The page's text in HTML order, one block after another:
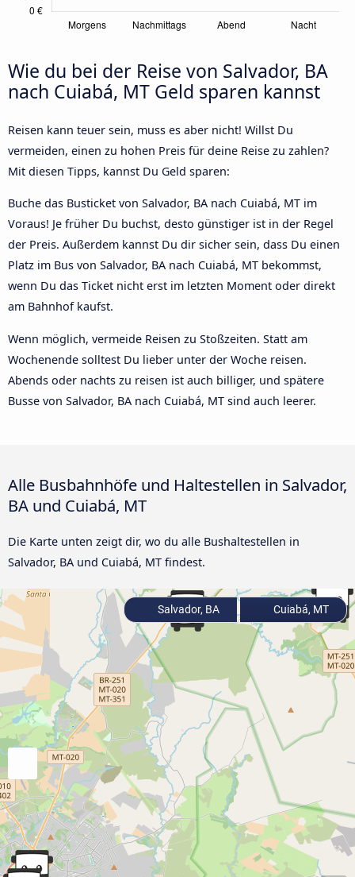
Wie du bei der Reise von Salvador, BA
nach Cuiabá, MT Geld sparen kannst
Reisen kann teuer sein, muss es aber nicht! Willst Du
vermeiden, einen zu hohen Preis für deine Reise zu zahlen?
Mit diesen Tipps, kannst Du Geld sparen:
Buche das Busticket von Salvador, BA nach Cuiabá, MT im
Voraus! Je früher Du buchst, desto günstiger ist in der Regel
der Preis. Außerdem kannst Du dir sicher sein, dass Du einen
Platz im Bus von Salvador, BA nach Cuiabá, MT bekommst,
wenn Du das Ticket nicht erst im letzten Moment oder direkt
am Bahnhof kaufst.
Wenn möglich, vermeide Reisen zu Stoßzeiten. Statt am
Wochenende solltest Du lieber unter der Woche reisen.
Abends oder nachts zu reisen ist auch billiger, und spätere
Busse von Salvador, BA nach Cuiabá, MT sind auch leerer.
Alle Busbahnhöfe und Haltestellen in Salvador,
BA und Cuiabá, MT
Die Karte unten zeigt dir, wo du alle Bushaltestellen in
Salvador, BA und Cuiabá, MT findest.
Salvador, BA Cuiabá, MT